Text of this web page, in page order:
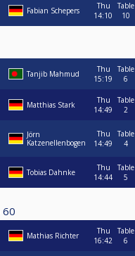
Fabian Schepers
Thu
14:10
Table
10
Tanjib Mahmud
Thu
15:19
Table
6
Matthias Stark
Thu
14:49
Table
2
Jörn
Katzenellenbogen
Thu
14:49
Table
4
Tobias Dahnke
Thu
14:44
Table
5
60
Mathias Richter
Thu
16:42
Table
6